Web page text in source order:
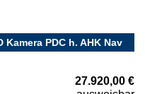
PDC h. AHK Nav
27.920,00 €